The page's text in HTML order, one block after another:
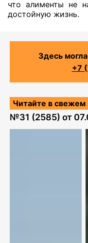
что алименты не
достойную жизнь.
Здесь
+7
Читайте в свежем
№31 (2585) от